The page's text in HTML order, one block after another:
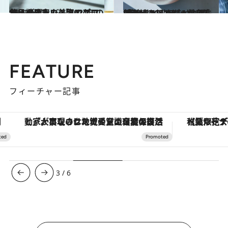
2021.12.12
使い続けたいスキンケア名品を発表！美容のプロ15人が選んだ 「2021年のマイベストコスメ」
ビューティ＆ヘルス 2021.12.14
“落とす”だけじゃない洗顔が続々！ CREAベストコスメ 2021ランキング 「クレンジング・洗顔」BEST5
ビューティ＆ヘルス
FEATURE
フィーチャー記事
「大事なのは地域の意識を変えること」。ロレックス賞受賞の自然保護活動家が実現させたナイジェリアの自然環境の復活 【夏限定ディナーコース】旬を
3 /6